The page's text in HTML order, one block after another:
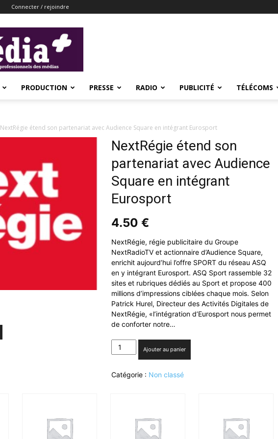
Connecter / rejoindre
PRODUCTION PRESSE RADIO PUBLICITÉ TÉLÉCOMS
NextRégie étend son partenariat avec Audience Square en intégrant Eurosport
NextRégie étend son
partenariat avec Audience
Square en intégrant
Eurosport
4.50 €
NextRégie, régie publicitaire du Groupe
NextRadioTV et actionnaire d’Audience Square,
enrichit aujourd’hui l’offre SPORT du réseau ASQ
en y intégrant Eurosport. ASQ Sport rassemble 32
sites et rubriques dédiés au Sport et propose 400
millions d’impressions ciblées chaque mois. Selon
Patrick Hurel, Directeur des Activités Digitales de
NextRégie, «l’intégration d’Eurosport nous permet
de conforter notre…
quantité
de
étend
Ajouter au panier
Catégorie : Non classé